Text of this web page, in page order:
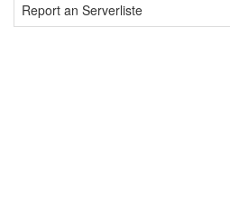
Report an Serverliste